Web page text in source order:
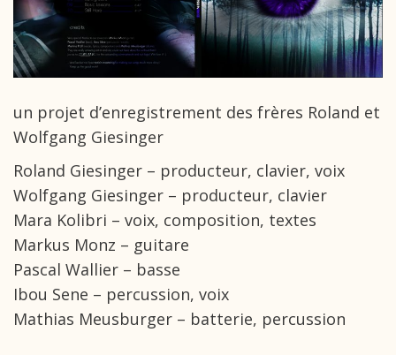
un projet d’enregistrement des frères Roland et
Wolfgang Giesinger
Roland Giesinger – producteur, clavier, voix
Wolfgang Giesinger – producteur, clavier
Mara Kolibri – voix, composition, textes
Markus Monz – guitare
Pascal Wallier – basse
Ibou Sene – percussion, voix
Mathias Meusburger – batterie, percussion